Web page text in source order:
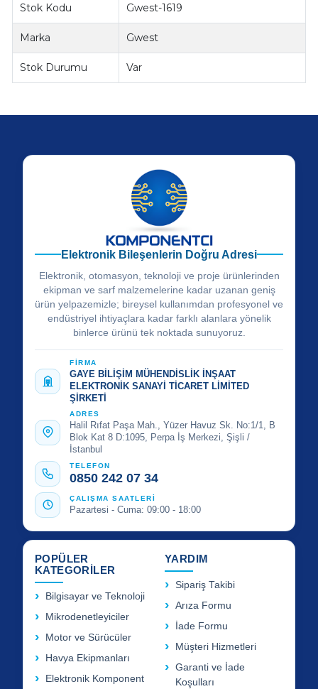
Stok Kodu Gwest-1619
Marka Gwest
Stok Durumu Var
Elektronik Bileşenlerin Doğru Adresi
Elektronik, otomasyon, teknoloji ve proje ürünlerinden
ekipman ve sarf malzemelerine kadar uzanan geniş
ürün yelpazemizle; bireysel kullanımdan profesyonel ve
endüstriyel ihtiyaçlara kadar farklı alanlara yönelik
binlerce ürünü tek noktada sunuyoruz.
FİRMA
GAYE BİLİŞİM MÜHENDİSLİK İNŞAAT
ELEKTRONİK SANAYİ TİCARET LİMİTED
ŞİRKETİ
ADRES
Halil Rıfat Paşa Mah., Yüzer Havuz Sk. No:1/1, B
Blok Kat 8 D:1095, Perpa İş Merkezi, Şişli /
İstanbul
TELEFON
0850 242 07 34
ÇALIŞMA SAATLERİ
Pazartesi - Cuma: 09:00 - 18:00
POPÜLER
KATEGORİLER
Bilgisayar ve Teknoloji
Mikrodenetleyiciler
Motor ve Sürücüler
Havya Ekipmanları
Elektronik Komponent
YARDIM
Sipariş Takibi
Arıza Formu
İade Formu
Müşteri Hizmetleri
Garanti ve İade
Koşulları